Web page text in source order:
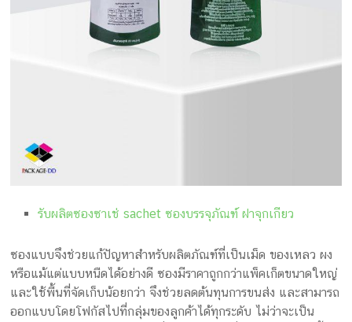
รับผลิตซองซาเช่ sachet ซองบรรจุภัณฑ์ ฝาจุกเกียว
ซองแบบจึงช่วยแก้ปัญหาสำหรับผลิตภัณฑ์ที่เป็นเม็ด ของเหลว ผง
หรือแม้แต่แบบหนืดได้อย่างดี ซองมีราคาถูกกว่าแพ็คเก็ตขนาดใหญ่
และใช้พื้นที่จัดเก็บน้อยกว่า จึงช่วยลดต้นทุนการขนส่ง และสามารถ
ออกแบบโดยโฟกัสไปที่กลุ่มของลูกค้าได้ทุกระดับ ไม่ว่าจะเป็น